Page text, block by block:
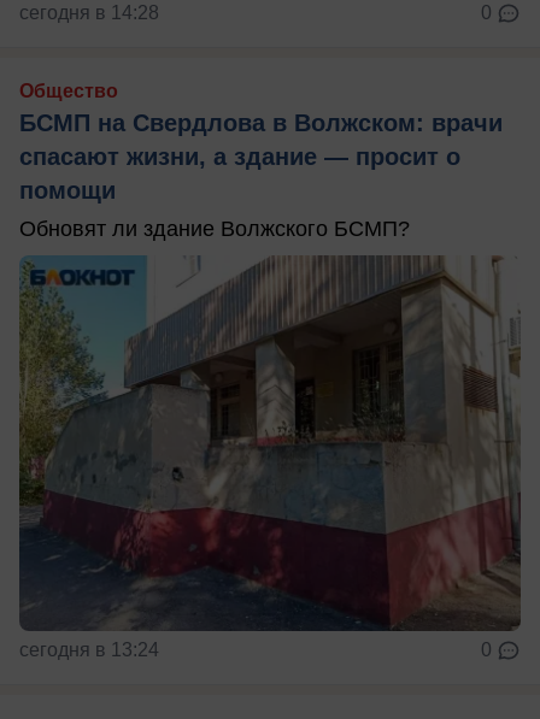
сегодня в 14:28 0
Общество
БСМП на Свердлова в Волжском: врачи
спасают жизни, а здание — просит о
помощи
Обновят ли здание Волжского БСМП?
сегодня в 13:24 0